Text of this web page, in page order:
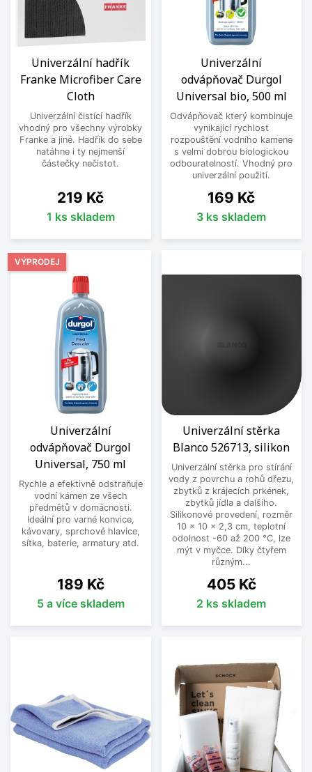
Univerzální hadřík
Franke Microfiber Care
Cloth
Univerzální čistící hadřík
vhodný pro všechny výrobky
Franke a jiné. Hadřík do sebe
natáhne i ty nejmenší
částečky nečistot.
Cena
219 Kč
1 ks skladem
Univerzální
odvápňovač Durgol
Universal bio, 500 ml
Odvápňovač který kombinuje
vynikající rychlost
rozpouštění vodního kamene
s velmi dobrou biologickou
odbouratelností. Vhodný pro
univerzální použití.
Cena
169 Kč
3 ks skladem
Univerzální
odvápňovač Durgol
Universal, 750 ml
Rychle a efektivně odstraňuje
vodní kámen ze všech
předmětů v domácnosti.
Ideální pro varné konvice,
kávovary, sprchové hlavice,
sítka, baterie, armatury atd.
Cena
189 Kč
5 a více skladem
VÝPRODEJ
Univerzální stěrka
Blanco 526713, silikon
Univerzální stěrka pro stírání
vody z povrchu a rohů dřezu,
zbytků z krájecích prkének,
zbytků jídla a dalšího.
Silikonové provedení, rozměr
10 x 10 x 2,3 cm, teplotní
odolnost -60 až 200 °C, lze
mýt v myčce. Díky čtyřem
různým...
Cena
405 Kč
2 ks skladem